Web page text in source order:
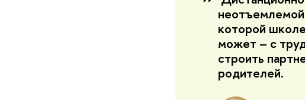
неотъемлемой
которой
может – с
строить
родителей.